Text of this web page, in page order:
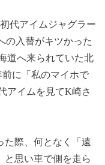
代アイムジャグラー
の入替がキツかった
道へ来られていた北
に「私のマイホで
アイムを見てK崎さ
た際、何となく「遠
と思い車で側を走ら